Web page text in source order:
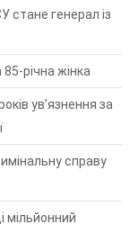
стане генерал із
річна жінка
ув’язнення за
справу
мільйонний